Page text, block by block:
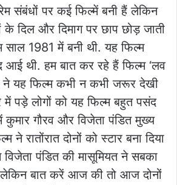
संबंधों पर कई फिल्में बनी हैं लेकिन
के दिल और दिमाग पर छाप छोड़ जाती
साल 1981 में बनी थी. यह फिल्म
आई थी. हम बात कर रहे हैं फिल्म ‘लव
ने यह फिल्म कभी न कभी जरूर देखी
में पड़े लोगों को यह फिल्म बहुत पसंद
गौरव और विजेता पंडित मुख्य
ने रातोंरात दोनों को स्टार बना दिया
पंडित की मासूमियत ने सबका
लेकिन बात करें आज की तो आज दोनों